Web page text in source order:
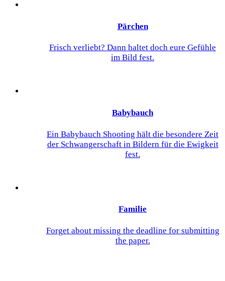
Pärchen
Frisch verliebt? Dann haltet doch eure Gefühle
im Bild fest.
Babybauch
Ein Babybauch Shooting hält die besondere Zeit
der Schwangerschaft in Bildern für die Ewigkeit
fest.
Familie
Forget about missing the deadline for submitting
the paper.